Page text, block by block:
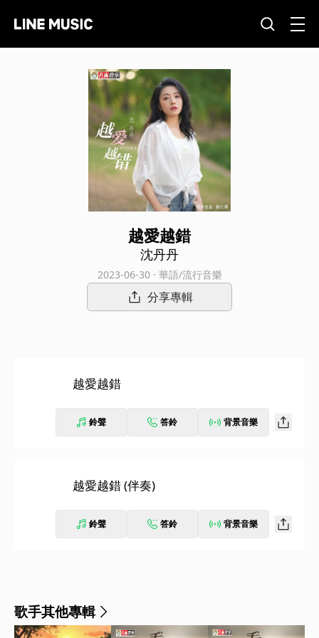
越愛越錯
沈丹丹
2023-06-30 · 華語/流行音樂
分享專輯
越愛越錯
鈴聲 答鈴 背景音樂
越愛越錯 (伴奏)
鈴聲 答鈴 背景音樂
歌手其他專輯